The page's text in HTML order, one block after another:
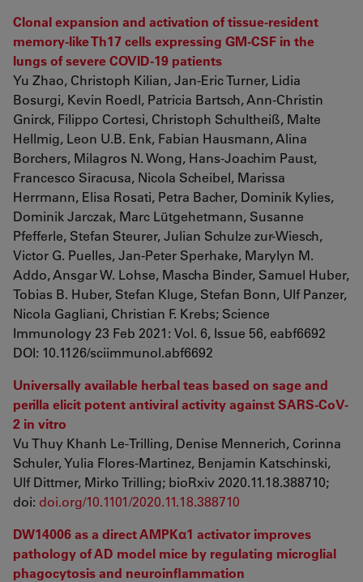
Clonal expansion and activation of tissue-resident
memory-like Th17 cells expressing GM-CSF in the
lungs of severe COVID-19 patients
Yu Zhao, Christoph Kilian, Jan-Eric Turner, Lidia
Bosurgi, Kevin Roedl, Patricia Bartsch, Ann-Christin
Gnirck, Filippo Cortesi, Christoph Schultheiß, Malte
Hellmig, Leon U.B. Enk, Fabian Hausmann, Alina
Borchers, Milagros N. Wong, Hans-Joachim Paust,
Francesco Siracusa, Nicola Scheibel, Marissa
Herrmann, Elisa Rosati, Petra Bacher, Dominik Kylies,
Dominik Jarczak, Marc Lütgehetmann, Susanne
Pfefferle, Stefan Steurer, Julian Schulze zur-Wiesch,
Victor G. Puelles, Jan-Peter Sperhake, Marylyn M.
Addo, Ansgar W. Lohse, Mascha Binder, Samuel Huber,
Tobias B. Huber, Stefan Kluge, Stefan Bonn, Ulf Panzer,
Nicola Gagliani, Christian F. Krebs; Science
Immunology 23 Feb 2021: Vol. 6, Issue 56, eabf6692
DOI: 10.1126/sciimmunol.abf6692
Universally available herbal teas based on sage and
perilla elicit potent antiviral activity against SARS-CoV-
2 in vitro
Vu Thuy Khanh Le-Trilling, Denise Mennerich, Corinna
Schuler, Yulia Flores-Martinez, Benjamin Katschinski,
Ulf Dittmer, Mirko Trilling; bioRxiv 2020.11.18.388710;
doi: doi.org/10.1101/2020.11.18.388710
DW14006 as a direct AMPKα1 activator improves
pathology of AD model mice by regulating microglial
phagocytosis and neuroinflammation